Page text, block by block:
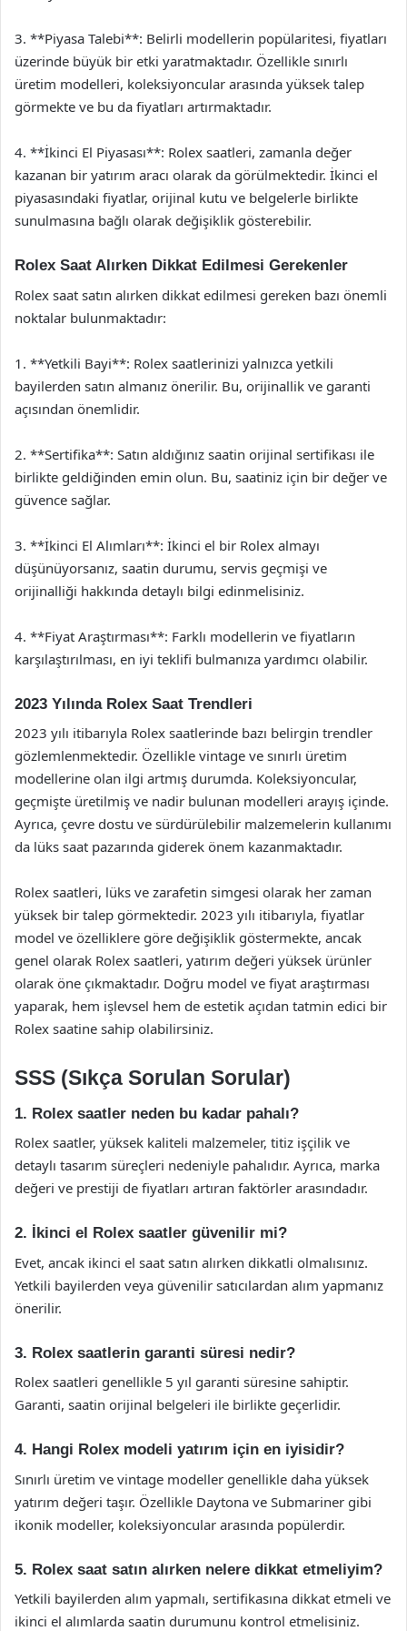
3. **Piyasa Talebi**: Belirli modellerin popülaritesi, fiyatları
üzerinde büyük bir etki yaratmaktadır. Özellikle sınırlı
üretim modelleri, koleksiyoncular arasında yüksek talep
görmekte ve bu da fiyatları artırmaktadır.
4. **İkinci El Piyasası**: Rolex saatleri, zamanla değer
kazanan bir yatırım aracı olarak da görülmektedir. İkinci el
piyasasındaki fiyatlar, orijinal kutu ve belgelerle birlikte
sunulmasına bağlı olarak değişiklik gösterebilir.
Rolex Saat Alırken Dikkat Edilmesi Gerekenler
Rolex saat satın alırken dikkat edilmesi gereken bazı önemli
noktalar bulunmaktadır:
1. **Yetkili Bayi**: Rolex saatlerinizi yalnızca yetkili
bayilerden satın almanız önerilir. Bu, orijinallik ve garanti
açısından önemlidir.
2. **Sertifika**: Satın aldığınız saatin orijinal sertifikası ile
birlikte geldiğinden emin olun. Bu, saatiniz için bir değer ve
güvence sağlar.
3. **İkinci El Alımları**: İkinci el bir Rolex almayı
düşünüyorsanız, saatin durumu, servis geçmişi ve
orijinalliği hakkında detaylı bilgi edinmelisiniz.
4. **Fiyat Araştırması**: Farklı modellerin ve fiyatların
karşılaştırılması, en iyi teklifi bulmanıza yardımcı olabilir.
2023 Yılında Rolex Saat Trendleri
2023 yılı itibarıyla Rolex saatlerinde bazı belirgin trendler
gözlemlenmektedir. Özellikle vintage ve sınırlı üretim
modellerine olan ilgi artmış durumda. Koleksiyoncular,
geçmişte üretilmiş ve nadir bulunan modelleri arayış içinde.
Ayrıca, çevre dostu ve sürdürülebilir malzemelerin kullanımı
da lüks saat pazarında giderek önem kazanmaktadır.
Rolex saatleri, lüks ve zarafetin simgesi olarak her zaman
yüksek bir talep görmektedir. 2023 yılı itibarıyla, fiyatlar
model ve özelliklere göre değişiklik göstermekte, ancak
genel olarak Rolex saatleri, yatırım değeri yüksek ürünler
olarak öne çıkmaktadır. Doğru model ve fiyat araştırması
yaparak, hem işlevsel hem de estetik açıdan tatmin edici bir
Rolex saatine sahip olabilirsiniz.
SSS (Sıkça Sorulan Sorular)
1. Rolex saatler neden bu kadar pahalı?
Rolex saatler, yüksek kaliteli malzemeler, titiz işçilik ve
detaylı tasarım süreçleri nedeniyle pahalıdır. Ayrıca, marka
değeri ve prestiji de fiyatları artıran faktörler arasındadır.
2. İkinci el Rolex saatler güvenilir mi?
Evet, ancak ikinci el saat satın alırken dikkatli olmalısınız.
Yetkili bayilerden veya güvenilir satıcılardan alım yapmanız
önerilir.
3. Rolex saatlerin garanti süresi nedir?
Rolex saatleri genellikle 5 yıl garanti süresine sahiptir.
Garanti, saatin orijinal belgeleri ile birlikte geçerlidir.
4. Hangi Rolex modeli yatırım için en iyisidir?
Sınırlı üretim ve vintage modeller genellikle daha yüksek
yatırım değeri taşır. Özellikle Daytona ve Submariner gibi
ikonik modeller, koleksiyoncular arasında popülerdir.
5. Rolex saat satın alırken nelere dikkat etmeliyim?
Yetkili bayilerden alım yapmalı, sertifikasına dikkat etmeli ve
ikinci el alımlarda saatin durumunu kontrol etmelisiniz.